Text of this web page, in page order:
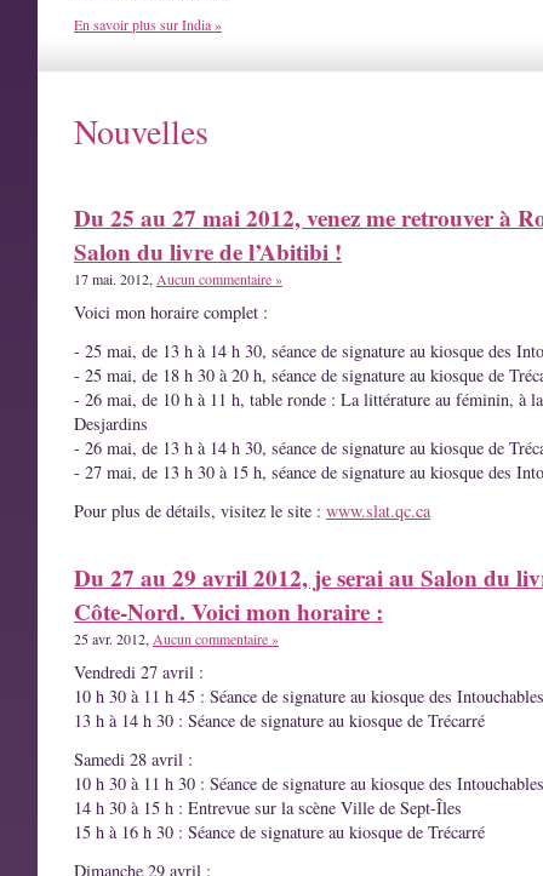
En savoir plus sur India »
Nouvelles
Du 25 au 27 mai 2012, venez me retrouver à
Salon du livre de l’Abitibi !
17 mai. 2012, Aucun commentaire »
Voici mon horaire complet :
- 25 mai, de 13 h à 14 h 30, séance de signature au kiosque des
- 25 mai, de 18 h 30 à 20 h, séance de signature au kiosque de
- 26 mai, de 10 h à 11 h, table ronde : La littérature au féminin, à
Desjardins
- 26 mai, de 13 h à 14 h 30, séance de signature au kiosque de
- 27 mai, de 13 h 30 à 15 h, séance de signature au kiosque des
Pour plus de détails, visitez le site : www.slat.qc.ca
Du 27 au 29 avril 2012, je serai au Salon du
Côte-Nord. Voici mon horaire :
25 avr. 2012, Aucun commentaire »
Vendredi 27 avril :
10 h 30 à 11 h 45 : Séance de signature au kiosque des Intouchables
13 h à 14 h 30 : Séance de signature au kiosque de Trécarré
Samedi 28 avril :
10 h 30 à 11 h 30 : Séance de signature au kiosque des Intouchables
14 h 30 à 15 h : Entrevue sur la scène Ville de Sept-Îles
15 h à 16 h 30 : Séance de signature au kiosque de Trécarré
Dimanche 29 avril :